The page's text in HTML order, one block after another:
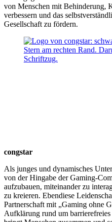
von Menschen mit Behinderung,
verbessern und das
Gesellschaft zu fördern.
congstar
Als junges und dynamisches
von der Hingabe der Gaming-
aufzubauen, miteinander zu
zu kreieren. Ebendiese
Partnerschaft mit „Gaming ohne
Aufklärung rund um